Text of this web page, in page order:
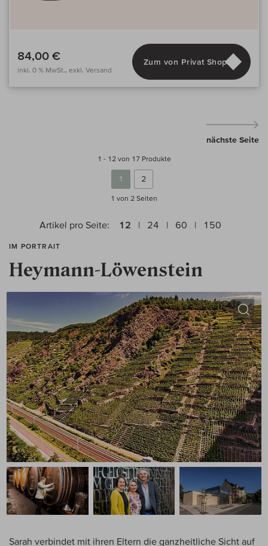
84,00 €
inkl. 0 % MwSt., exkl. Versand
Zum von Privat Shop
1 - 12 von 17 Produkte
1 2
nächste Seite
1 von 2 Seiten
Artikel pro Seite: 12 24 60 150
IM PORTRAIT
Heymann-Löwenstein
Sarah verbindet mit ihren Eltern die ganzheitliche Sicht auf